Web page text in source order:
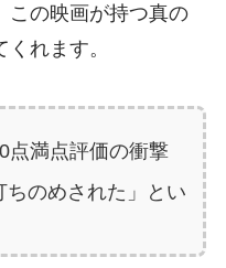
この映画が持つ真の
れます。
点満点評価の衝撃
のめされた」とい